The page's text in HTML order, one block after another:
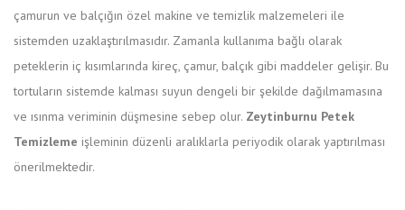
çamurun ve balçığın özel makine ve temizlik malzemeleri ile
sistemden uzaklaştırılmasıdır. Zamanla kullanıma bağlı olarak
peteklerin iç kısımlarında kireç, çamur, balçık gibi maddeler gelişir. Bu
tortuların sistemde kalması suyun dengeli bir şekilde dağılmamasına
ve ısınma veriminin düşmesine sebep olur. Zeytinburnu Petek
Temizleme işleminin düzenli aralıklarla periyodik olarak yaptırılması
önerilmektedir.